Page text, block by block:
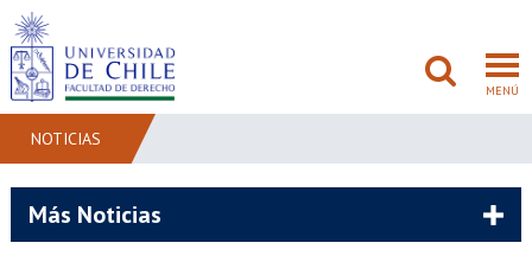
MENÚ
NOTICIAS
Más Noticias